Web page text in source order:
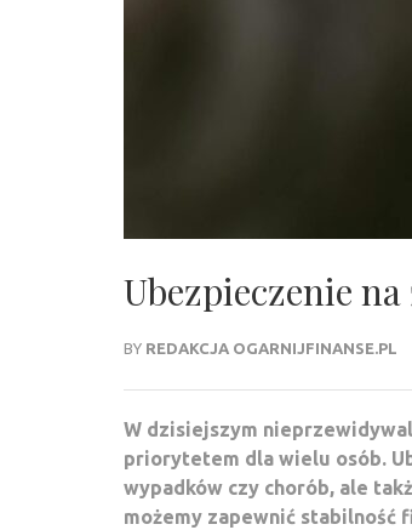
Ubezpieczenie
BY REDAKCJA OGARNIJFINANSE.PL
W dzisiejszym
priorytetem dla wielu osób.
wypadków czy chorób, ale
możemy zapewnić stabilność